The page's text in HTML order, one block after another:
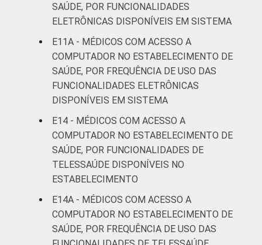
SAÚDE, POR FUNCIONALIDADES
ELETRÔNICAS DISPONÍVEIS EM SISTEMA
E11A - MÉDICOS COM ACESSO A
COMPUTADOR NO ESTABELECIMENTO DE
SAÚDE, POR FREQUÊNCIA DE USO DAS
FUNCIONALIDADES ELETRÔNICAS
DISPONÍVEIS EM SISTEMA
E14 - MÉDICOS COM ACESSO A
COMPUTADOR NO ESTABELECIMENTO DE
SAÚDE, POR FUNCIONALIDADES DE
TELESSAÚDE DISPONÍVEIS NO
ESTABELECIMENTO
E14A - MÉDICOS COM ACESSO A
COMPUTADOR NO ESTABELECIMENTO DE
SAÚDE, POR FREQUÊNCIA DE USO DAS